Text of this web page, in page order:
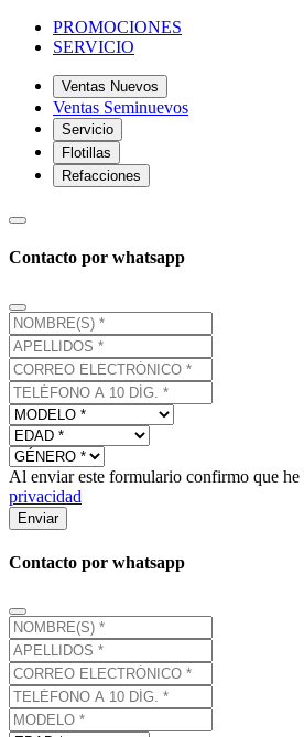
PROMOCIONES
SERVICIO
Ventas Nuevos
Ventas Seminuevos
Servicio
Flotillas
Refacciones
Contacto por whatsapp
Al enviar este formulario confirmo que he
privacidad
Enviar
Contacto por whatsapp